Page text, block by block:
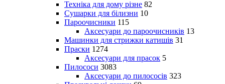
Техніка для дому різне 82
Сушарки для білизни 10
Пароочисники 115
Аксесуари до пароочисників 13
Машинки для стрижки катишів 31
Праски 1274
Аксесуари для прасок 5
Пилососи 3083
Аксесуари до пилососів 323